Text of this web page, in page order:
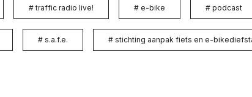
#traffic radio live! # e-bike # podcast
# s.a.f.e. # stichting aanpak fiets en e-